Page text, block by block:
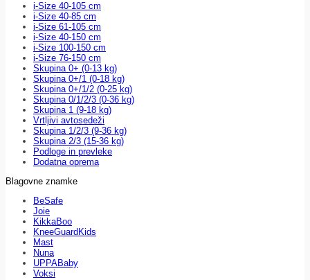
i-Size 40-105 cm
i-Size 40-85 cm
i-Size 61-105 cm
i-Size 40-150 cm
i-Size 100-150 cm
i-Size 76-150 cm
Skupina 0+ (0-13 kg)
Skupina 0+/1 (0-18 kg)
Skupina 0+/1/2 (0-25 kg)
Skupina 0/1/2/3 (0-36 kg)
Skupina 1 (9-18 kg)
Vrtljivi avtosedeži
Skupina 1/2/3 (9-36 kg)
Skupina 2/3 (15-36 kg)
Podloge in prevleke
Dodatna oprema
Blagovne znamke
BeSafe
Joie
KikkaBoo
KneeGuardKids
Mast
Nuna
UPPABaby
Voksi